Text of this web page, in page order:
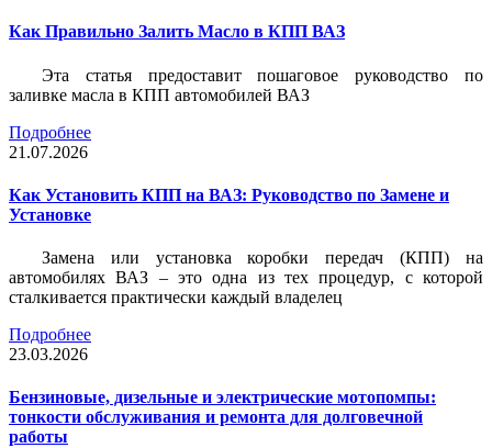
Как Правильно Залить Масло в КПП ВАЗ
Эта статья предоставит пошаговое руководство по
заливке масла в КПП автомобилей ВАЗ
Подробнее
21.07.2026
Как Установить КПП на ВАЗ: Руководство по Замене и
Установке
Замена или установка коробки передач (КПП) на
автомобилях ВАЗ – это одна из тех процедур, с которой
сталкивается практически каждый владелец
Подробнее
23.03.2026
Бензиновые, дизельные и электрические мотопомпы:
тонкости обслуживания и ремонта для долговечной
работы